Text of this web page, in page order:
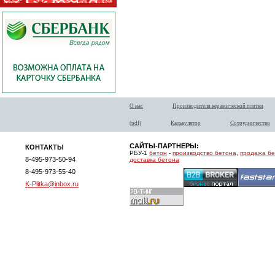
О нас Производители керамической плитки
(pdf) Калькулятор Сотрудничество
КОНТАКТЫ
8-495-973-50-94
8-495-973-55-40
K-Plitka@inbox.ru
САЙТЫ-ПАРТНЕРЫ:
РБУ-1 бетон - производство бетона
продажа
доставка бетона